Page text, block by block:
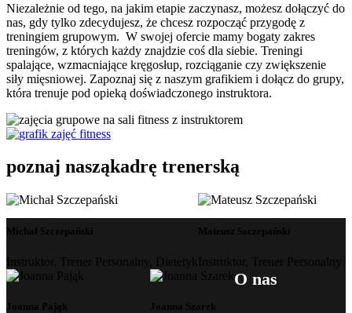
Niezależnie od tego, na jakim etapie zaczynasz, możesz dołączyć do
nas, gdy tylko zdecydujesz, że chcesz rozpocząć przygodę z
treningiem grupowym. W swojej ofercie mamy bogaty zakres
treningów, z których każdy znajdzie coś dla siebie. Treningi
spalające, wzmacniające kręgosłup, rozciąganie czy zwiększenie
siły mięsniowej. Zapoznaj się z naszym grafikiem i dołącz do grupy,
która trenuje pod opieką doświadczonego instruktora.
poznaj nasząkadrę trenerską
Michał Szczepański
Instruktor, Trener Personalny, Dietetyk
Mateusz Szczepański
Instruktor, Trener Personalny
Joanna Pająk Joanna Szarek
O nas